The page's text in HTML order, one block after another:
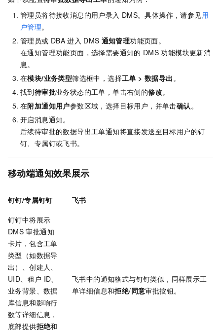
管理员将待接收消息的用户录入 DMS。具体操作，请参见用
户管理。
管理员或 DBA 进入 DMS 通知管理功能页面。
在通知管理功能页面，选择需要通知的 DMS 功能模块更新消
息。
在模块/业务类型筛选框中，选择工单 >数据导出 。
找到待审批业务状态的工单，单击右侧的修改。
在附加通知用户参数区域，选择目标用户，并单击确认 。
开启消息通知。
后续待审批的数据导出工单通知将直接发送至目标用户的钉
钉、专属钉或飞书。
移动端通知效果展示
钉钉/专属钉钉
飞书
钉钉中将展示
DMS 审批通知
卡片，包含工单
类型（如数据导
出）、创建人、
UID、租户 ID、
业务背景、数据
库信息和影响行
数等详细信息，
底部提供拒绝和
飞书中的通知格式与钉钉类似，同样展示工
单详细信息和拒绝/同意审批按钮。